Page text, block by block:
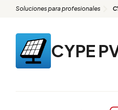
Soluciones para profesionales
CYPE